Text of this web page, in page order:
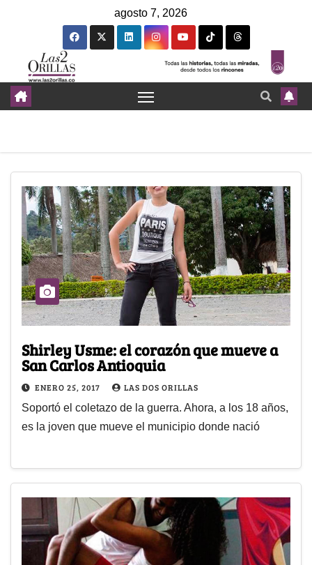
agosto 7, 2026
Shirley Usme: el corazón que mueve a
San Carlos Antioquia
ENERO 25, 2017 LAS DOS ORILLAS
Soportó el coletazo de la guerra. Ahora, a los 18 años,
es la joven que mueve el municipio donde nació